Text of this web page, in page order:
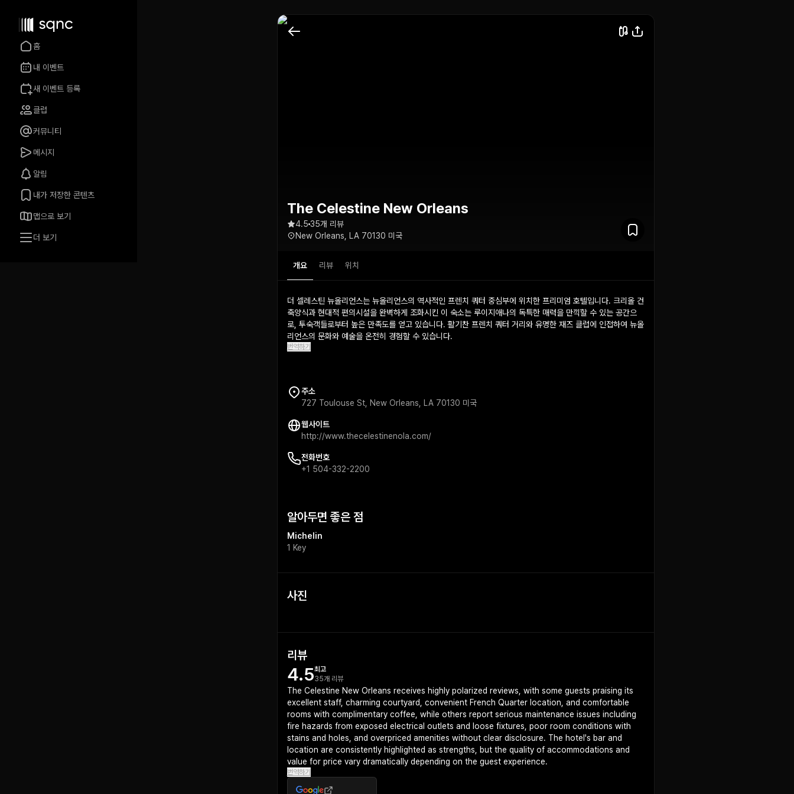
홈
내 이벤트
새 이벤트 등록
클럽
커뮤니티
메시지
알림
내가 저장한 콘텐츠
맵으로 보기
더 보기
The Celestine New Orleans
4.5 35개 리뷰
New Orleans, LA 70130 미국
개요 리뷰 위치
더 셀레스틴 뉴올리언스는 뉴올리언스의 역사적인 프렌치 쿼터 중심부에 위치한 프리미엄 호텔입니다. 크리올 건
축양식과 현대적 편의시설을 완벽하게 조화시킨 이 숙소는 루이지애나의 독특한 매력을 만끽할 수 있는 공간으
로, 투숙객들로부터 높은 만족도를 얻고 있습니다. 활기찬 프렌치 쿼터 거리와 유명한 재즈 클럽에 인접하여 뉴올
리언스의 문화와 예술을 온전히 경험할 수 있습니다.
번역하기
주소
727 Toulouse St, New Orleans, LA 70130 미국
웹사이트
http://www.thecelestinenola.com/
전화번호
+1 504-332-2200
알아두면 좋은 점
Michelin
1 Key
사진
리뷰
4.5최고
35개 리뷰
The Celestine New Orleans receives highly polarized reviews, with some guests praising its
excellent staff, charming courtyard, convenient French Quarter location, and comfortable
rooms with complimentary coffee, while others report serious maintenance issues including
fire hazards from exposed electrical outlets and loose fixtures, poor room conditions with
stains and holes, and overpriced amenities without clear disclosure. The hotel's bar and
location are consistently highlighted as strengths, but the quality of accommodations and
value for price vary dramatically depending on the guest experience.
번역하기